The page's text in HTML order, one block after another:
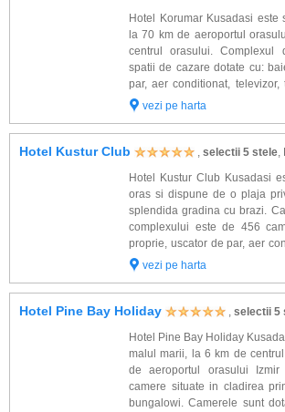
Hotel Korumar Kusadasi este
la 70 km de aeroportul
centrul orasului.
spatii de cazare dotate cu:
par, aer conditionat, televizor,
Alte facilitati oferite la hotel
vezi pe harta
Hotel Kustur Club , selectii 5 stele,
Hotel Kustur Club Kusadasi
oras si dispune de o plaja
splendida gradina cu brazi.
complexului este de 456
proprie, uscator de par, aer
satelit, telefon, balcon. Alte
vezi pe harta
Hotel Pine Bay Holiday , selectii 5
Hotel Pine Bay Holiday
malul marii, la 6 km de
de aeroportul orasului
camere situate in cladirea
bungalowi. Camerele sunt